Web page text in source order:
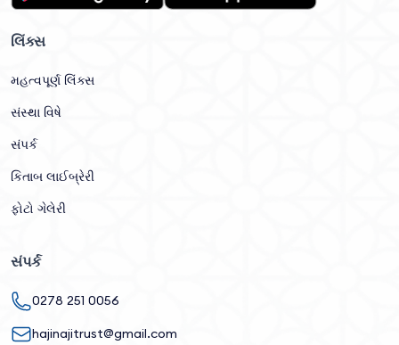
લિંક્સ
મહત્વપૂર્ણ લિંક્સ
સંસ્થા વિષે
સંપર્ક
કિતાબ લાઈબ્રેરી
ફોટો ગેલેરી
સંપર્ક
0278 251 0056
hajinajitrust@gmail.com